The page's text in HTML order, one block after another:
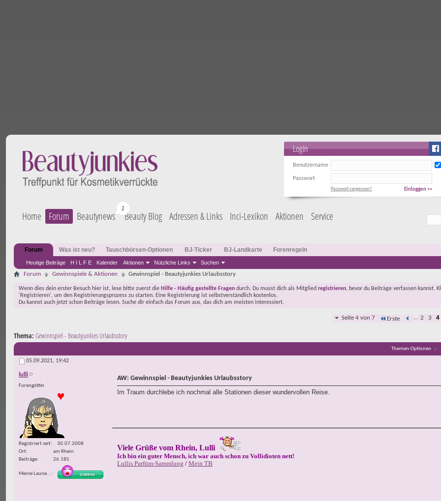
Login
Benutzername
Passwort
Einloggen >>
Passwort vergessen?
Home Forum Beautynews Beauty Blog Adressen & Links Inci-Lexikon Aktionen Service
Forum
Heutige Beiträge H I L F E Kalender Aktionen Nützliche Links Suchen
Was ist neu? Tauschbörsen-Optionen BJ-Ticker BJ-Landkarte Forenregeln
Forum Gewinnspiele & Aktionen Gewinnspiel - Beautyjunkies Urlaubsstory
Wenn dies dein erster Besuch hier ist, lese bitte zuerst die Hilfe - Häufig gestellte Fragen durch. Du musst dich als Mitglied registrieren, bevor du Beiträge verfassen kannst.
'Registrieren', um den Registrierungsprozess zu starten. Eine Registrierung ist selbstverständlich kostenlos.
Du kannst auch jetzt schon Beiträge lesen. Suche dir einfach das Forum aus, das dich am meisten interessiert.
Seite 4 von 7 Erste ... 2 3 4
Thema: Gewinnspiel - Beautyjunkies Urlaubsstory
Themen-Optionen
05.09.2021, 19:42
lulli
Forengöttin
Registriert seit
30.07.2008
Ort
am Rhein
Beiträge
26.185
Meine Laune...
AW: Gewinnspiel - Beautyjunkies Urlaubsstory
Im Traum durchlebe ich nochmal alle Stationen dieser wundervollen Reise.
Viele Grüße vom Rhein, Lulli
Ich bin ein guter Mensch, ich war auch schon zu Vollidioten nett!
Lullis Parfüm-Sammlung / Mein TB